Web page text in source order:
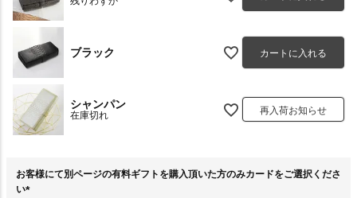
ブラック カートに入れる
シャンパン
在庫切れ 再入荷お知らせ
お客様にて別ページの有料ギフトを購入頂いた方のみカードをご選択くださ
い